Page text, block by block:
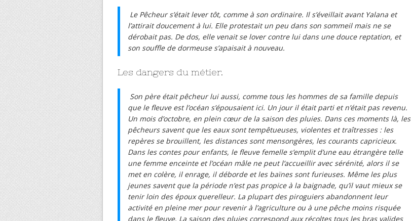
Le Pêcheur s’était lever tôt, comme à son ordinaire. Il s’éveillait avant Yalana et
l’attirait doucement à lui. Elle protestait un peu dans son sommeil mais ne se
dérobait pas. De dos, elle venait se lover contre lui dans une douce reptation, et
son souffle de dormeuse s’apaisait à nouveau.
Les dangers du métier.
Son père était pêcheur lui aussi, comme tous les hommes de sa famille depuis
que le fleuve est l’océan s’épousaient ici. Un jour il était parti et n’était pas revenu.
Un mois d’octobre, en plein cœur de la saison des pluies. Dans ces moments là, les
pêcheurs savent que les eaux sont tempêtueuses, violentes et traîtresses : les
repères se brouillent, les distances sont mensongères, les courants capricieux.
Dans les contes pour enfants, le fleuve femelle s’emplit d’une eau étrangère telle
une femme enceinte et l’océan mâle ne peut l’accueillir avec sérénité, alors il se
met en colère, il enrage, il déborde et les baïnes sont furieuses. Même les plus
jeunes savent que la période n’est pas propice à la baignade, qu’il vaut mieux se
tenir loin des époux querelleur. La plupart des piroguiers abandonnent leur
activité en pleine mer pour revenir à l’agriculture ou à une pêche moins risquée
dans le fleuve. La saison des pluies correspond aux récoltes tous les bras valides